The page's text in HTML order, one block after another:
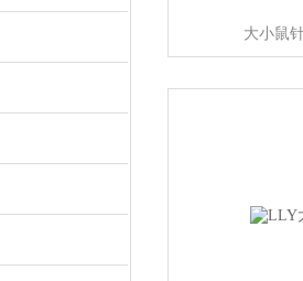
大小鼠